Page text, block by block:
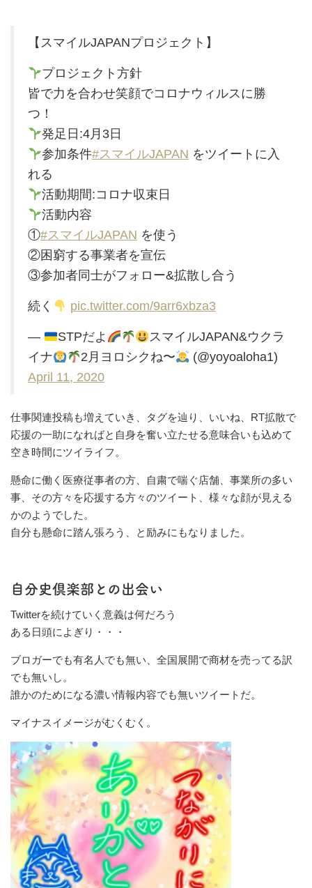
【スマイルJAPANプロジェクト】
プロジェクト方針
皆で力を合わせ笑顔でコロナウィルスに勝
つ！
発足日:4月3日
参加条件#スマイルJAPAN をツイートに入
れる
活動期間:コロナ収束日
活動内容
①#スマイルJAPAN を使う
②困窮する事業者を宣伝
③参加者同士がフォロー&拡散し合う
続く pic.twitter.com/9arr6xbza3
— STPだよ
スマイルJAPAN&ウクラ
イナ
2月ヨロシクね〜
(@yoyoaloha1)
April 11, 2020
仕事関連投稿も増えていき、タグを辿り、いいね、RT拡散で
応援の一助になればと自身を奮い立たせる意味合いも込めて
空き時間にツイライフ。
懸命に働く医療従事者の方、自粛で喘ぐ店舗、事業所の多い
事、その方々を応援する方々のツイート、様々な顔が見える
かのようでした。
自分も懸命に踏ん張ろう、と励みにもなりました。
自分史倶楽部との出会い
Twitterを続けていく意義は何だろう
ある日頭によぎり・・・
ブロガーでも有名人でも無い、全国展開で商材を売ってる訳
でも無いし。
誰かのためになる濃い情報内容でも無いツイートだ。
マイナスイメージがむくむく。